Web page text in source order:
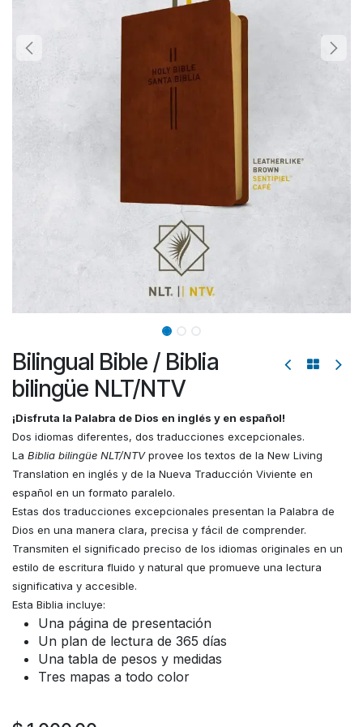
Bilingual Bible / Biblia
bilingüe NLT/NTV
¡Disfruta la Palabra de Dios en inglés y en español!
Dos idiomas diferentes, dos traducciones excepcionales.
La Biblia bilingüe NLT/NTVprovee los textos de la New Living
Translation en inglés y de la Nueva Traducción Viviente en
español en un formato paralelo.
Estas dos traducciones excepcionales presentan la Palabra de
Dios en una manera clara, precisa y fácil de comprender.
Transmiten el significado preciso de los idiomas originales en un
estilo de escritura fluido y natural que promueve una lectura
significativa y accesible.
Esta Biblia incluye:
Una página de presentación
Un plan de lectura de 365 días
Una tabla de pesos y medidas
Tres mapas a todo color